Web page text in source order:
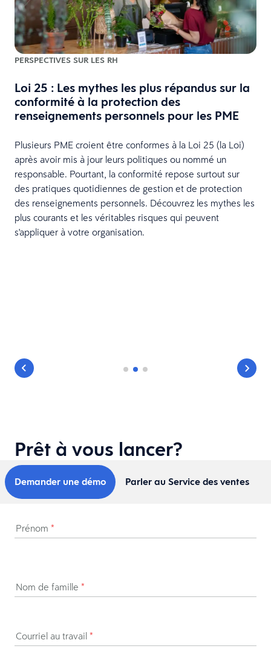
PERSPECTIVES SUR LES RH
Loi 25 : Les mythes les plus répandus sur la
conformité à la protection des
renseignements personnels pour les PME
Plusieurs PME croient être conformes à la Loi 25 (la Loi)
après avoir mis à jour leurs politiques ou nommé un
responsable. Pourtant, la conformité repose surtout sur
des pratiques quotidiennes de gestion et de protection
des renseignements personnels. Découvrez les mythes les
plus courants et les véritables risques qui peuvent
s'appliquer à votre organisation.
Prêt à vous lancer?
Demander une démo Parler au Service des ventes
Prénom *
Nom de famille *
Courriel au travail *